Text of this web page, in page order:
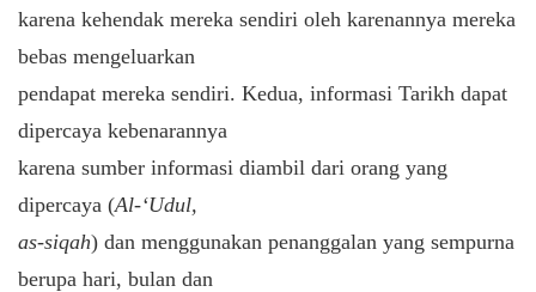
karena kehendak mereka sendiri oleh karenannya mereka
bebas mengeluarkan
pendapat mereka sendiri. Kedua, informasi Tarikh dapat
dipercaya kebenarannya
karena sumber informasi diambil dari orang yang
dipercaya (Al-‘Udul,
as-siqah) dan menggunakan penanggalan yang sempurna
berupa hari, bulan dan